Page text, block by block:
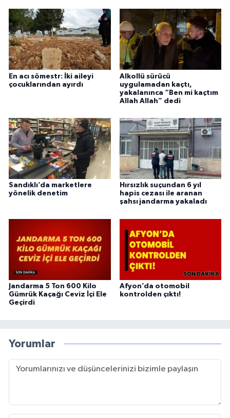
En acı sömestr: İki aileyi
çocuklarından ayırdı
Alkollü sürücü
uygulamadan kaçtı,
yakalanınca “Ben mi kaçtım
Allah Allah” dedi
Sandıklı’da marketlere
yönelik denetim
Hırsızlık suçundan 6 yıl
hapis cezası ile aranan
şahsı jandarma yakaladı
Jandarma 5 Ton 600 Kilo
Gümrük Kaçağı Ceviz İçi Ele
Geçirdi
Afyon’da otomobil
kontrolden çıktı!
Yorumlar